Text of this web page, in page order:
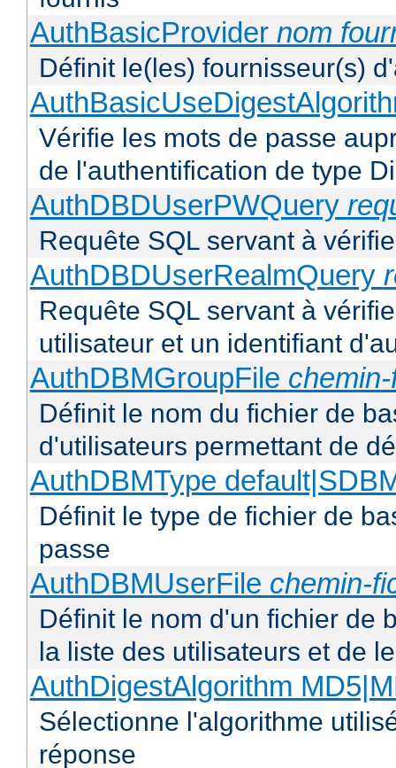
AuthBasicProvider nom
Définit le(les) fournisseur(s)
Vérifie les mots de passe
de l'authentification de type
AuthDBDUserPWQuery
Requête SQL servant à
AuthDBDUserRealmQuery
Requête SQL servant à
utilisateur et un identifiant
AuthDBMGroupFile
Définit le nom du fichier de
d'utilisateurs permettant de
AuthDBMType
Définit le type de fichier de
passe
AuthDBMUserFile chemin-
Définit le nom d'un fichier de
la liste des utilisateurs et de
AuthDigestAlgorithm
Sélectionne l'algorithme
réponse